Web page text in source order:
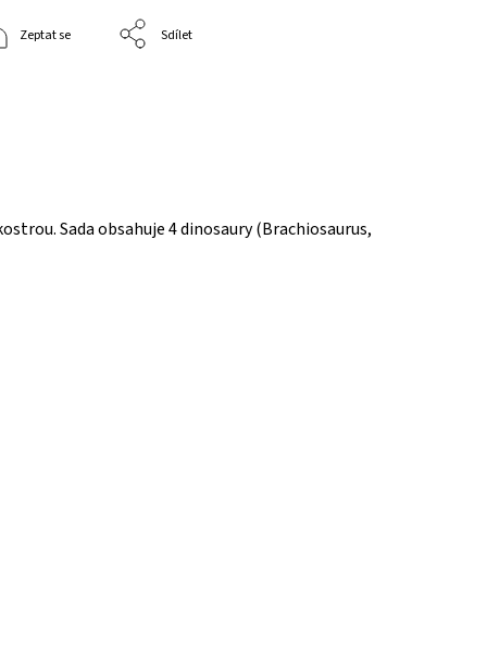
Zeptat se Sdílet
Sada obsahuje 4 dinosaury (Brachiosaurus,